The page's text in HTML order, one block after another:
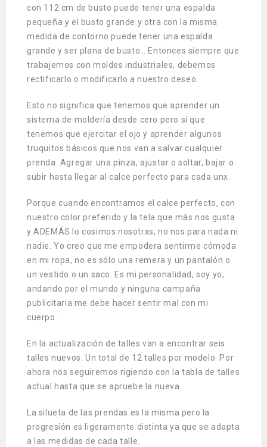
con 112 cm de busto puede tener una espalda
pequeña y el busto grande y otra con la misma
medida de contorno puede tener una espalda
grande y ser plana de busto… Entonces siempre que
trabajemos con moldes industriales, debemos
rectificarlo o modificarlo a nuestro deseo.
Esto no significa que tenemos que aprender un
sistema de moldería desde cero pero sí que
tenemos que ejercitar el ojo y aprender algunos
truquitos básicos que nos van a salvar cualquier
prenda. Agregar una pinza, ajustar o soltar, bajar o
subir hasta llegar al calce perfecto para cada unx.
Porque cuando encontramos el calce perfecto, con
nuestro color preferido y la tela que más nos gusta
y ADEMÁS lo cosimos nosotrxs, no nos para nada ni
nadie. Yo creo que me empodera sentirme cómoda
en mi ropa, no es sólo una remera y un pantalón o
un vestido o un saco. Es mi personalidad, soy yo,
andando por el mundo y ninguna campaña
publicitaria me debe hacer sentir mal con mi
cuerpo.
En la actualización de talles van a encontrar seis
talles nuevos. Un total de 12 talles por modelo. Por
ahora nos seguiremos rigiendo con la tabla de talles
actual hasta que se apruebe la nueva.
La silueta de las prendas es la misma pero la
progresión es ligeramente distinta ya que se adapta
a las medidas de cada talle.